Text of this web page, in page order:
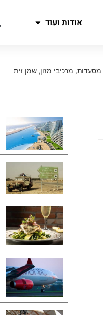
אודות ועוד
מסעדות, מרכיבי מזון, שמן זית